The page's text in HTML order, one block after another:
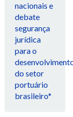
nacionais e
debate
segurança
jurídica
para o
do setor
portuário
brasileiro*